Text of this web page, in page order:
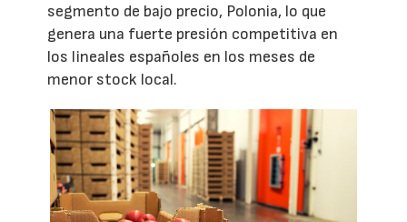
segmento de bajo precio, Polonia, lo que
genera una fuerte presión competitiva en
los lineales españoles en los meses de
menor stock local.